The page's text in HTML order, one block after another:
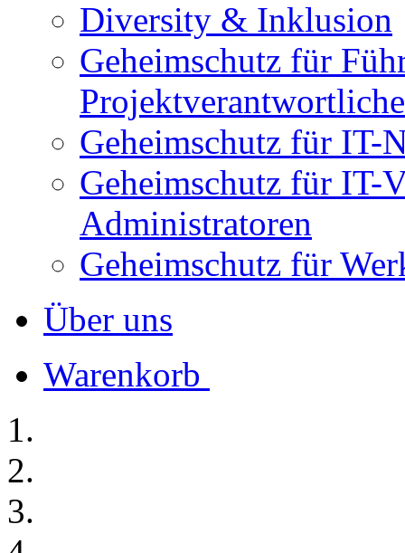
Diversity & Inklusion
Geheimschutz für
Projektverantwortliche
Geheimschutz für IT-
Geheimschutz für IT-
Administratoren
Geheimschutz für
Über uns
Warenkorb